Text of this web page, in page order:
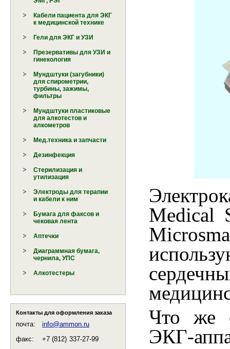
Кабели пациента для ЭКГ
к медицинской технике
Гели для ЭКГ и УЗИ
Презервативы для УЗИ и
гинекология
Мундштуки (загубники)
для спирометрии,
турбины, зажимы,
фильтры
Мундштуки пластиковые
для алкотестов и
алкометров
Мед.техника и запчасти
Дезинфекция
Стерилизация и
утилизация
Электроды для терапии
и кабели к ним
Бумага для факсов и
чековая лента
Аптечки
Диаграммная бумага,
чернила, УПС
Алкотестеры
Контакты для оформления заказа
почта:
info@ammon.ru
факс:
+7 (812) 337-27-99
Medical
Что же
ЭКГ-